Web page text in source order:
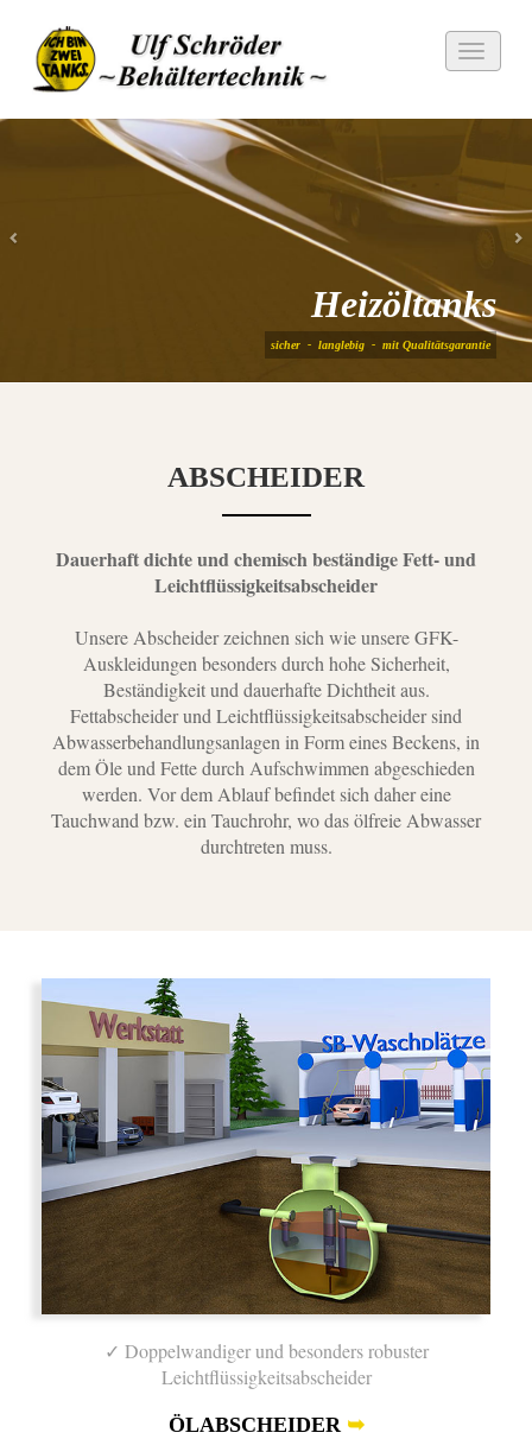
Toggle
Heizöltanks
sicher - langlebig - mit Qualitätsgarantie
ABSCHEIDER
Dauerhaft dichte und chemisch beständige Fett- und
Leichtflüssigkeitsabscheider
Unsere Abscheider zeichnen sich wie unsere GFK-
Auskleidungen besonders durch hohe Sicherheit,
Beständigkeit und dauerhafte Dichtheit aus.
Fettabscheider und Leichtflüssigkeitsabscheider sind
Abwasserbehandlungsanlagen in Form eines Beckens, in
dem Öle und Fette durch Aufschwimmen abgeschieden
werden. Vor dem Ablauf befindet sich daher eine
Tauchwand bzw. ein Tauchrohr, wo das ölfreie Abwasser
durchtreten muss.
✓ Doppelwandiger und besonders robuster
Leichtflüssigkeitsabscheider
ÖLABSCHEIDER ➥